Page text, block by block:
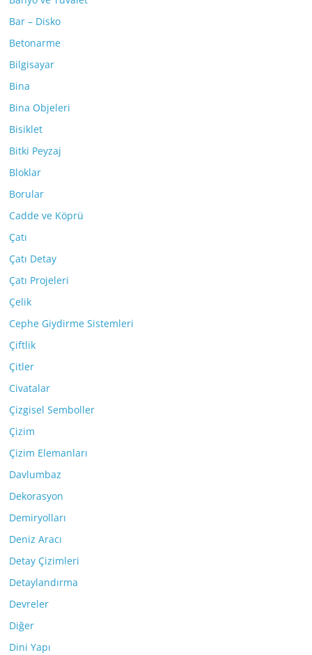
Bar – Disko
Betonarme
Bilgisayar
Bina
Bina Objeleri
Bisiklet
Bitki Peyzaj
Bloklar
Borular
Cadde ve Köprü
Çatı
Çatı Detay
Çatı Projeleri
Çelik
Cephe Giydirme Sistemleri
Çiftlik
Çitler
Civatalar
Çizgisel Semboller
Çizim
Çizim Elemanları
Davlumbaz
Dekorasyon
Demiryolları
Deniz Aracı
Detay Çizimleri
Detaylandırma
Devreler
Diğer
Dini Yapı